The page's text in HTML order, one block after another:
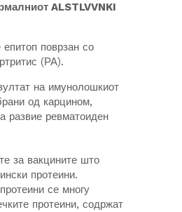
ALSTLVVNKI
поврзан со
(РА).
на имунолошкиот
од карцином,
развие ревматоиден
за вакцините што
протеини.
се многу
протеини, содржат